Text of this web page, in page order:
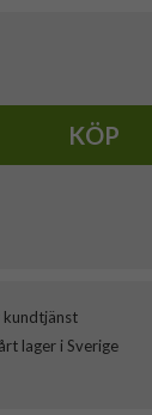
KÖP
kundtjänst
lager i Sverige